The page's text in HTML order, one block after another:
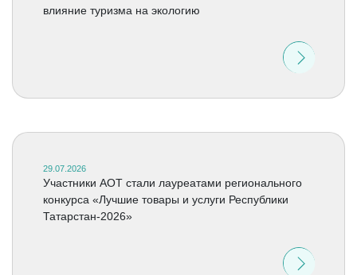
влияние туризма на экологию
29.07.2026
Участники АОТ стали лауреатами регионального
конкурса «Лучшие товары и услуги Республики
Татарстан-2026»